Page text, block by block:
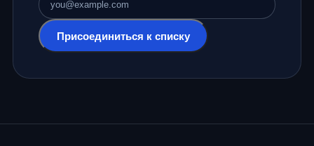
Адрес электронной почты
Присоединиться к списку